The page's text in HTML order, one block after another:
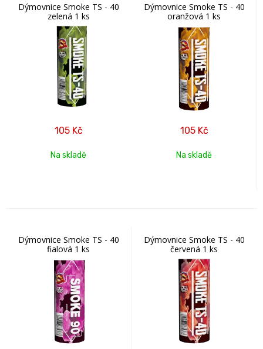
Dýmovnice Smoke TS - 40
zelená 1 ks
105 Kč
Na skladě
Dýmovnice Smoke TS - 40
oranžová 1 ks
105 Kč
Na skladě
Dýmovnice Smoke TS - 40
fialová 1 ks
Dýmovnice Smoke TS - 40
červená 1 ks